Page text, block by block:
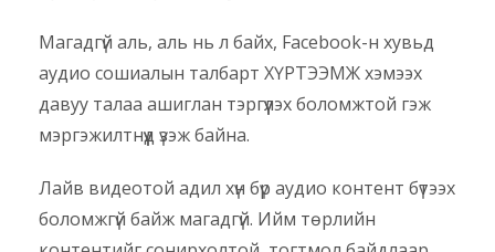
Магадгүй аль, аль нь л байх, Facebook-н хувьд
аудио сошиалын талбарт ХҮРТЭЭМЖ хэмээх
давуу талаа ашиглан тэргүүлэх боломжтой гэж
мэргэжилтнүүд үзэж байна.
Лайв видеотой адил хүн бүр аудио контент бүтээх
боломжгүй байж магадгүй. Ийм төрлийн